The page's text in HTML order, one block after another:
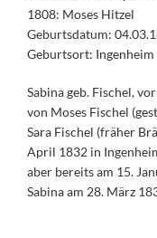
1808: Moses Hitzel
Geburtsdatum:
Geburtsort: Ingenheim
Sabina geb. Fischel,
von Moses Fischel
Sara Fischel (fräher
April 1832 in
aber bereits am 15.
Sabina am 28. März